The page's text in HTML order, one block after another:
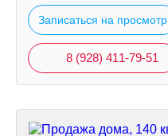
Записаться на просмотр
8 (928) 411-79-51